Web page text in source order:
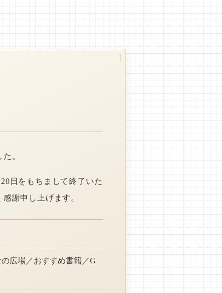
。
日をもちまして終了いた
謝申し上げます。
広場／おすすめ書籍／G